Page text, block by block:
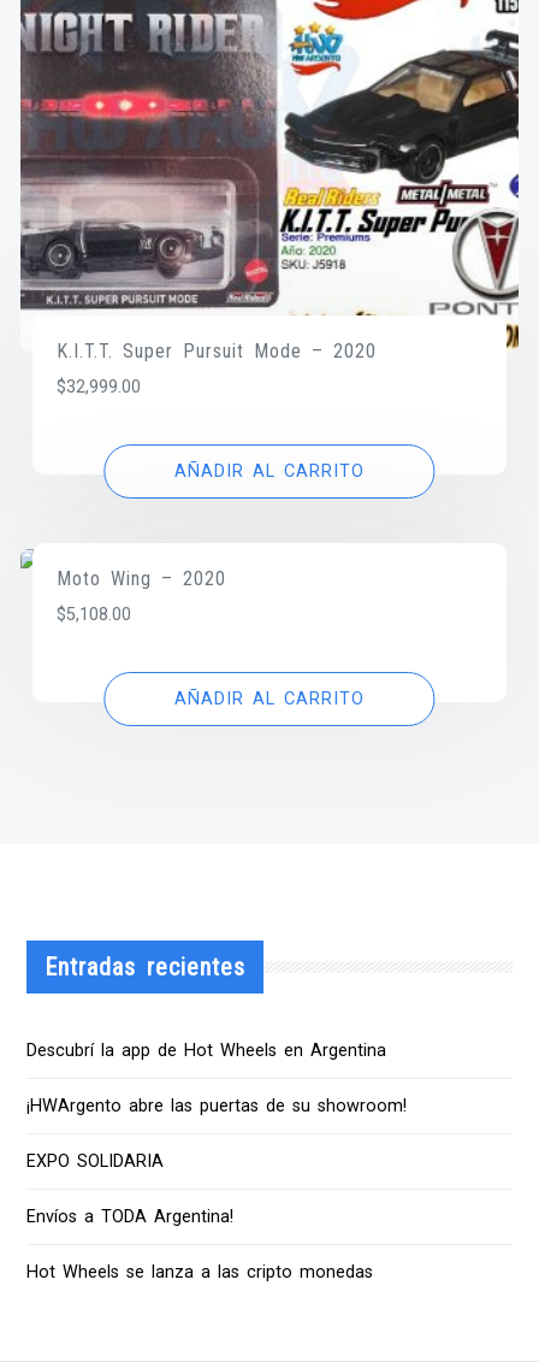
K.I.T.T. Super Pursuit Mode – 2020
$32,999.00
AÑADIR AL CARRITO
Moto Wing – 2020
$5,108.00
AÑADIR AL CARRITO
Entradas recientes
Descubrí la app de Hot Wheels en Argentina
¡HWArgento abre las puertas de su showroom!
EXPO SOLIDARIA
Envíos a TODA Argentina!
Hot Wheels se lanza a las cripto monedas